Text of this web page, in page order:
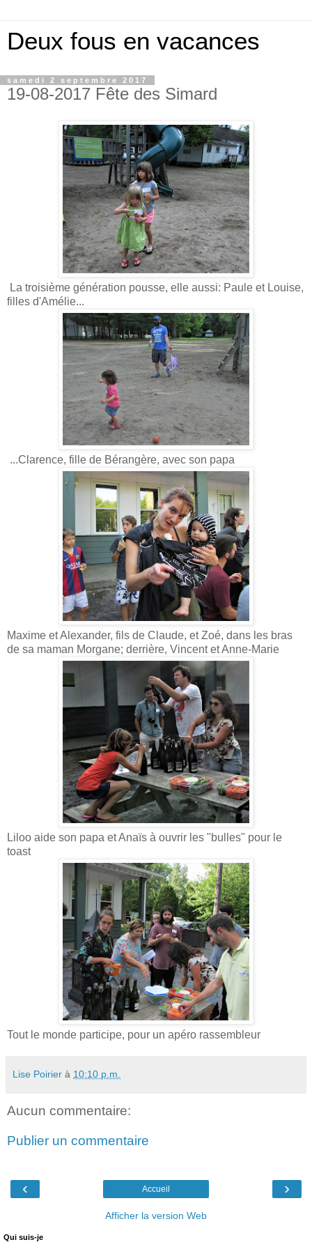
Deux fous en vacances
samedi 2 septembre 2017
19-08-2017 Fête des Simard
La troisième génération pousse, elle aussi: Paule et Louise,
filles d'Amélie...
...Clarence, fille de Bérangère, avec son papa
Maxime et Alexander, fils de Claude, et Zoé, dans les bras
de sa maman Morgane; derrière, Vincent et Anne-Marie
Liloo aide son papa et Anaïs à ouvrir les "bulles" pour le
toast
Tout le monde participe, pour un apéro rassembleur
Lise Poirier à 10:10 p.m.
Aucun commentaire:
Publier un commentaire
‹ ›
Accueil
Afficher la version Web
Qui suis-je